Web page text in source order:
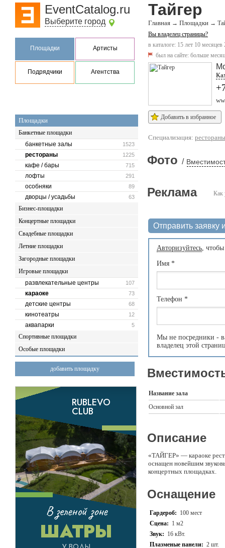
EventCatalog.ru
Выберите город
Площадки Артисты
Подрядчики Агентства
Площадки
Банкетные площадки
1523
банкетные залы
1225
рестораны
715
кафе / бары
291
лофты
89
особняки
63
дворцы / усадьбы
Бизнес-площадки
Концертные площадки
Свадебные площадки
Летние площадки
Загородные площадки
Игровые площадки
107
развлекательные центры
73
караоке
68
детские центры
12
кинотеатры
5
аквапарки
Спортивные площадки
Особые площадки
добавить площадку
Тайгер
Главная → Площадки →
Вы владелец страницы?
в каталоге: 15 лет 10 месяцев
был на сайте: больше
Добавить в избранное
Специализация: рестораны
Фото /
Как
Реклама
Отправить заявку
Авторизуйтесь,
Имя *
Телефон *
Мы не посредники -
владелец этой
Название зала
Основной зал
Описание
«ТАЙГЕР» — караоке
оснащен новейшим
концертных площадках.
Оснащение
Гардероб: 100 мест
Сцена: 1 м2
Звук: 16 кВт.
Плазменые панели: 2 шт.